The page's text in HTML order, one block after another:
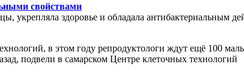
свойствами
укрепляла здоровье и обладала антибактериальным
в этом году репродуктологи ждут ещё 100
подвели в самарском Центре клеточных технологий